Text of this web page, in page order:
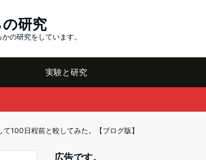
研究
の研究をしています。
実験と研究
100日程前と較してみた。【ブログ版】
広告です。